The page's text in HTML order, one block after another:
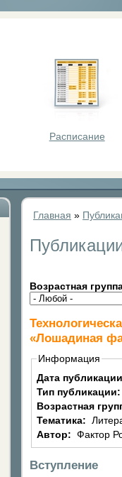
Расписание
Главная »
Возрастная
«Лошадиная
Информация
Дата
Тип публикации:
Возрастная
Тематика:
Автор: Фактор
Вступление